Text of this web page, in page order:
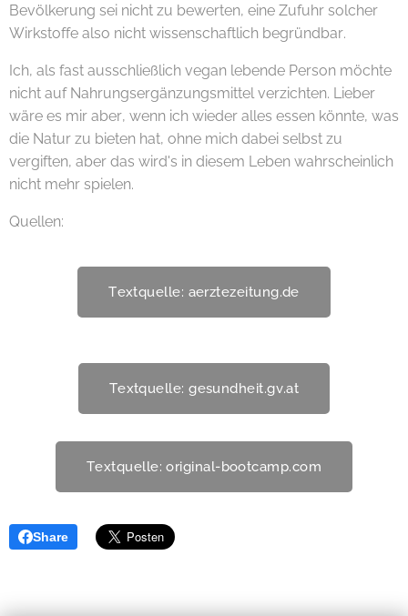
Bevölkerung sei nicht zu bewerten, eine Zufuhr solcher
Wirkstoffe also nicht wissenschaftlich begründbar.
Ich, als fast ausschließlich vegan lebende Person möchte
nicht auf Nahrungsergänzungsmittel verzichten. Lieber
wäre es mir aber, wenn ich wieder alles essen könnte, was
die Natur zu bieten hat, ohne mich dabei selbst zu
vergiften, aber das wird's in diesem Leben wahrscheinlich
nicht mehr spielen.
Quellen:
Textquelle: aerztezeitung.de
Textquelle: gesundheit.gv.at
Textquelle: original-bootcamp.com
Share